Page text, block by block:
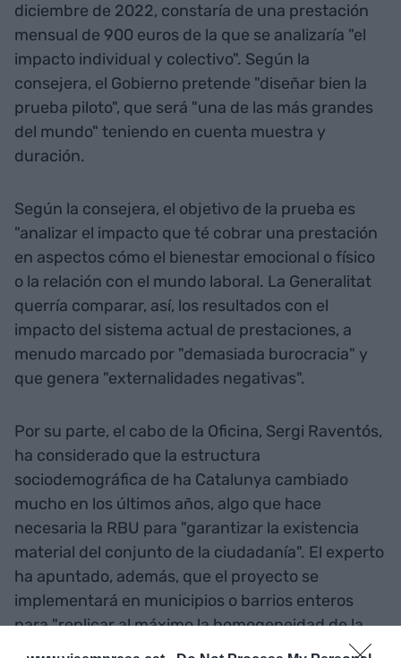
diciembre de 2022, constaría de una prestación
mensual de 900 euros de la que se analizaría "el
impacto individual y colectivo". Según la
consejera, el Gobierno pretende "diseñar bien la
prueba piloto", que será "una de las más grandes
del mundo" teniendo en cuenta muestra y
duración.
Según la consejera, el objetivo de la prueba es
"analizar el impacto que té cobrar una prestación
en aspectos cómo el bienestar emocional o físico
o la relación con el mundo laboral. La Generalitat
querría comparar, así, los resultados con el
impacto del sistema actual de prestaciones, a
menudo marcado por "demasiada burocracia" y
que genera "externalidades negativas".
Por su parte, el cabo de la Oficina, Sergi Raventós,
ha considerado que la estructura
sociodemográfica de ha Catalunya cambiado
mucho en los últimos años, algo que hace
necesaria la RBU para "garantizar la existencia
material del conjunto de la ciudadanía". El experto
ha apuntado, además, que el proyecto se
implementará en municipios o barrios enteros
para "replicar al máximo la homogeneidad de la
sociedad y el territorio" – que el experimento